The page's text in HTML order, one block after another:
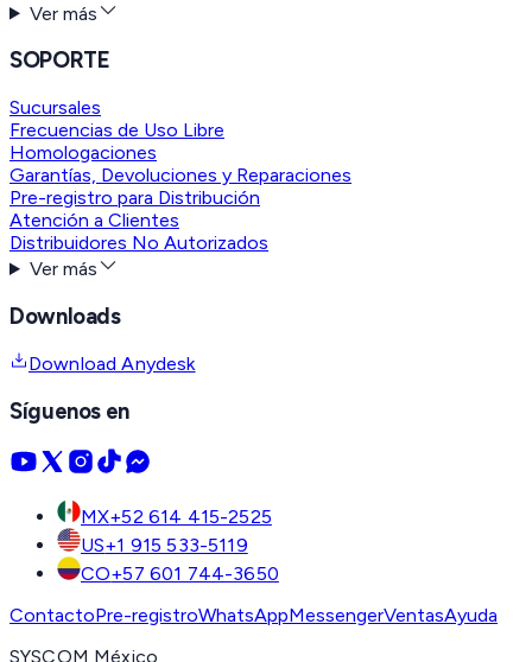
Ver más
SOPORTE
Sucursales
Frecuencias de Uso Libre
Homologaciones
Garantías, Devoluciones y Reparaciones
Pre-registro para Distribución
Atención a Clientes
Distribuidores No Autorizados
Ver más
Downloads
Download Anydesk
Síguenos en
MX+52 614 415-2525
US+1 915 533-5119
CO+57 601 744-3650
ContactoPre-registroWhatsAppMessengerVentasAyuda
SYSCOM México